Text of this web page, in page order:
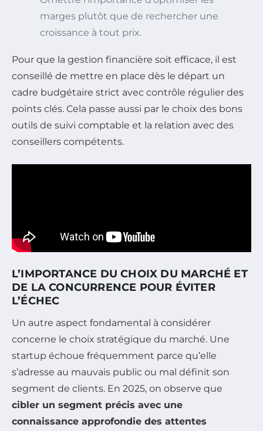
marges plutôt que de rechercher une
croissance à tout prix.
Pour que la gestion financière soit efficace, il est
conseillé de mettre en place dès le départ un
cadre budgétaire strict avec contrôle régulier des
points clés. Cela passe aussi par le choix des bons
outils de suivi comptable et la relation avec des
conseillers compétents.
L’IMPORTANCE DU CHOIX DU MARCHÉ ET
DE LA CONCURRENCE POUR ÉVITER
L’ÉCHEC
Un autre aspect fondamental à considérer
concerne le choix stratégique du marché. Une
startup échoue fréquemment parce qu’elle
s’adresse au mauvais public ou mal définit son
segment de clients. En 2025, on observe que
cibler un segment précis avec une
connaissance approfondie des attentes